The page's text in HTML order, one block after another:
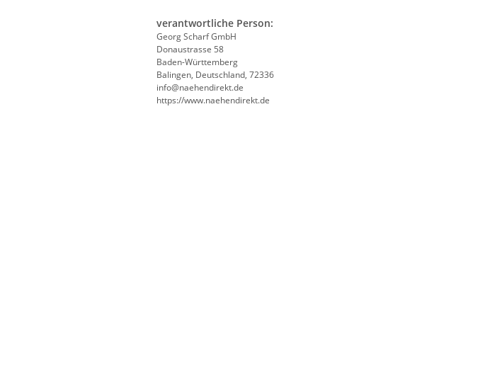
verantwortliche Person:
Georg Scharf GmbH
Donaustrasse 58
Baden-Württemberg
Balingen, Deutschland, 72336
info@naehendirekt.de
https://www.naehendirekt.de